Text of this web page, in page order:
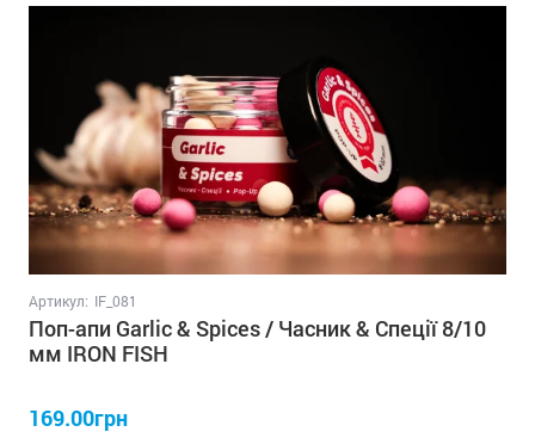
Артикул: IF_081
Поп-апи Garlic & Spices / Часник & Спеції 8/10
мм IRON FISH
169.00грн